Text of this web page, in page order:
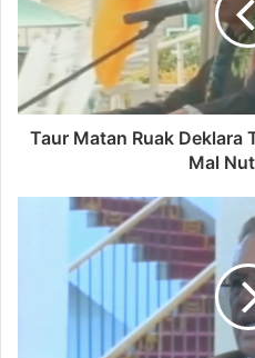
Taur Matan Ruak Deklara
Mal